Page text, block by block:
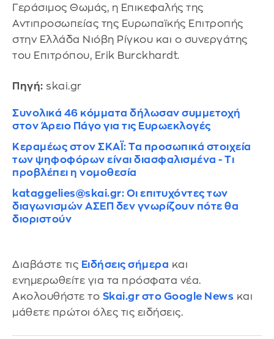
Γεράσιμος Θωμάς, η Επικεφαλής της
Αντιπροσωπείας της Ευρωπαϊκής Επιτροπής
στην Ελλάδα Νιόβη Ρίγκου και ο συνεργάτης
του Επιτρόπου, Erik Burckhardt.
Πηγή: skai.gr
Συνολικά 46 κόμματα δήλωσαν συμμετοχή
στον Άρειο Πάγο για τις Ευρωεκλογές
Κεραμέως στον ΣΚΑΪ: Τα προσωπικά στοιχεία
των ψηφοφόρων είναι διασφαλισμένα - Τι
προβλέπει η νομοθεσία
kataggelies@skai.gr: Οι επιτυχόντες των
διαγωνισμών ΑΣΕΠ δεν γνωρίζουν πότε θα
διοριστούν
Διαβάστε τις Ειδήσεις σήμερα και
ενημερωθείτε για τα πρόσφατα νέα.
Ακολουθήστε το Skai.gr στο Google News και
μάθετε πρώτοι όλες τις ειδήσεις.